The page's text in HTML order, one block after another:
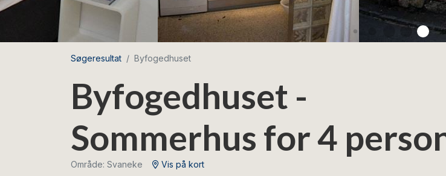
Søgeresultat Byfogedhuset
Byfogedhuset -
Sommerhus for 4
Område: Svaneke Vis på kort